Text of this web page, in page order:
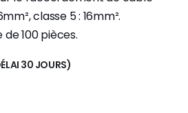
classe 5 : 16mm².
100 pièces.
30 JOURS)